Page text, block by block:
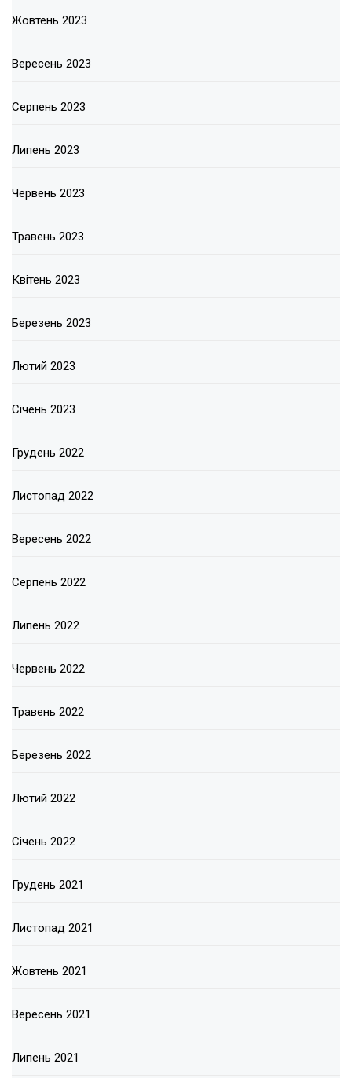
Жовтень 2023
Вересень 2023
Серпень 2023
Липень 2023
Червень 2023
Травень 2023
Квітень 2023
Березень 2023
Лютий 2023
Січень 2023
Грудень 2022
Листопад 2022
Вересень 2022
Серпень 2022
Липень 2022
Червень 2022
Травень 2022
Березень 2022
Лютий 2022
Січень 2022
Грудень 2021
Листопад 2021
Жовтень 2021
Вересень 2021
Липень 2021